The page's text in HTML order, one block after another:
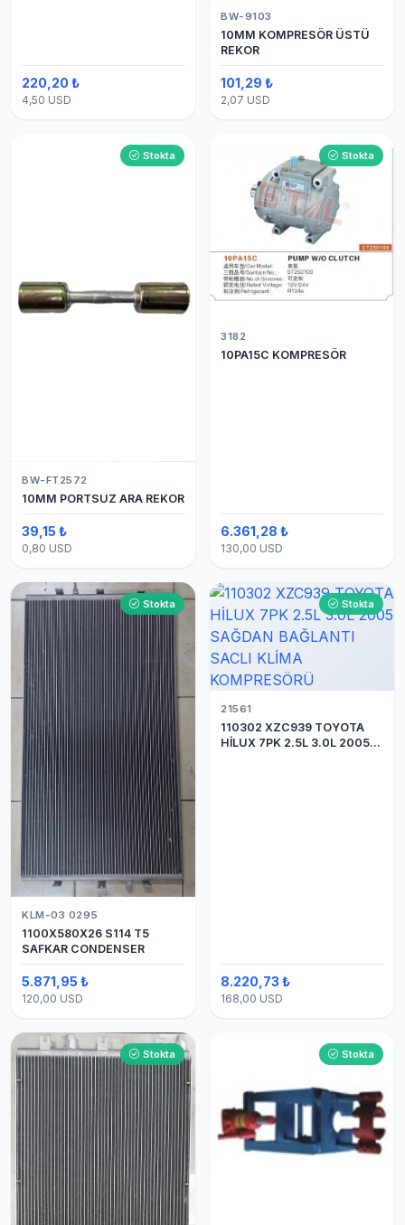
220,20 ₺
4,50 USD
BW-9103
10MM KOMPRESÖR ÜSTÜ
REKOR
101,29 ₺
2,07 USD
Stokta
BW-FT2572
10MM PORTSUZ ARA REKOR
39,15 ₺
0,80 USD
Stokta
3182
10PA15C KOMPRESÖR
6.361,28 ₺
130,00 USD
Stokta
KLM-03 0295
1100X580X26 S114 T5
SAFKAR CONDENSER
5.871,95 ₺
120,00 USD
Stokta
21561
110302 XZC939 TOYOTA
HİLUX 7PK 2.5L 3.0L 2005
8.220,73 ₺
168,00 USD
Stokta Stokta